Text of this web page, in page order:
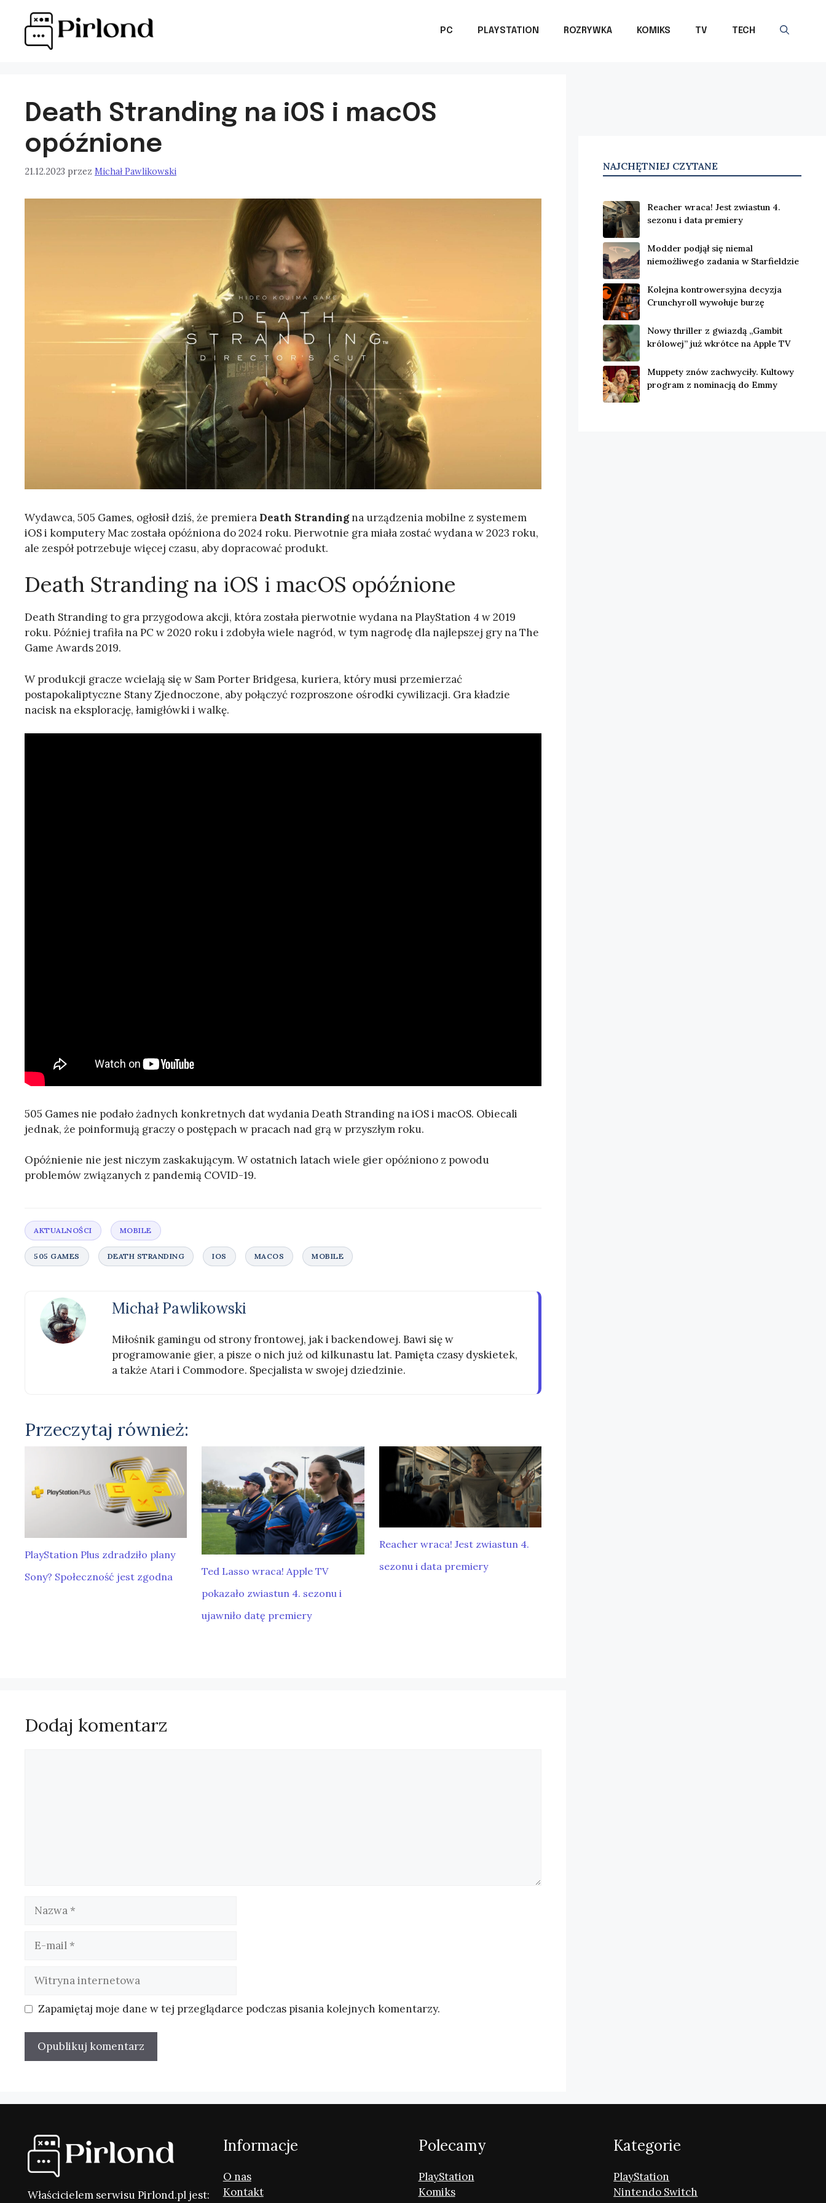
PC PLAYSTATION ROZRYWKA KOMIKS TV TECH
Death Stranding na iOS i macOS
opóźnione
21.12.2023 przez Michał Pawlikowski
Wydawca, 505 Games, ogłosił dziś, że premiera Death Strandingna urządzenia mobilne z systemem
iOS i komputery Mac została opóźniona do 2024 roku. Pierwotnie gra miała zostać wydana w 2023 roku,
ale zespół potrzebuje więcej czasu, aby dopracować produkt.
Death Stranding na iOS i macOS opóźnione
Death Stranding to gra przygodowa akcji, która została pierwotnie wydana na PlayStation 4 w 2019
roku. Później trafiła na PC w 2020 roku i zdobyła wiele nagród, w tym nagrodę dla najlepszej gry na The
Game Awards 2019.
W produkcji gracze wcielają się w Sam Porter Bridgesa, kuriera, który musi przemierzać
postapokaliptyczne Stany Zjednoczone, aby połączyć rozproszone ośrodki cywilizacji. Gra kładzie
nacisk na eksplorację, łamigłówki i walkę.
505 Games nie podało żadnych konkretnych dat wydania Death Stranding na iOS i macOS. Obiecali
jednak, że poinformują graczy o postępach w pracach nad grą w przyszłym roku.
Opóźnienie nie jest niczym zaskakującym. W ostatnich latach wiele gier opóźniono z powodu
problemów związanych z pandemią COVID-19.
Michał Pawlikowski
Miłośnik gamingu od strony frontowej, jak i backendowej. Bawi się w
programowanie gier, a pisze o nich już od kilkunastu lat. Pamięta czasy dyskietek,
a także Atari i Commodore. Specjalista w swojej dziedzinie.
Przeczytaj również:
PlayStation Plus zdradziło plany
Sony? Społeczność jest zgodna
Ted Lasso wraca! Apple TV
pokazało zwiastun 4. sezonu i
ujawniło datę premiery
Reacher wraca! Jest zwiastun 4.
sezonu i data premiery
Dodaj komentarz
mail
internetowa
Zapamiętaj moje dane w tej przeglądarce podczas pisania kolejnych komentarzy.
NAJCHĘTNIEJ CZYTANE
Reacher wraca! Jest zwiastun 4.
sezonu i data premiery
Modder podjął się niemal
niemożliwego zadania w Starfieldzie
Kolejna kontrowersyjna decyzja
Crunchyroll wywołuje burzę
Nowy thriller z gwiazdą „Gambit
królowej” już wkrótce na Apple TV
Muppety znów zachwyciły. Kultowy
program z nominacją do Emmy
Właścicielem serwisu Pirlond.pl jest:
Informacje
O nas
Kontakt
Polecamy
PlayStation
Komiks
Kategorie
PlayStation
Nintendo Switch